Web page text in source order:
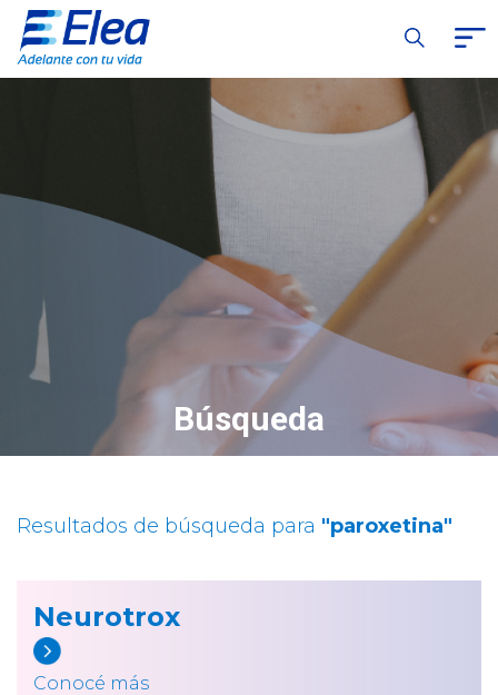
Búsqueda
Resultados de búsqueda para "paroxetina"
Neurotrox
Conocé más